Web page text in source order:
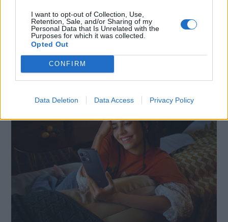
I want to opt-out of Collection, Use,
Retention, Sale, and/or Sharing of my
Personal Data that Is Unrelated with the
Purposes for which it was collected.
Opted Out
CONFIRM
Data Deletion Data Access Privacy Policy
SMARTPHONE E NON SOLO: TECNOGAZZETTA
XIAOMI PRESENTA I NUOVI REDMI 17 SERIES,
FOCUS SU AUTONOMIA E INTRATTENIMENTO